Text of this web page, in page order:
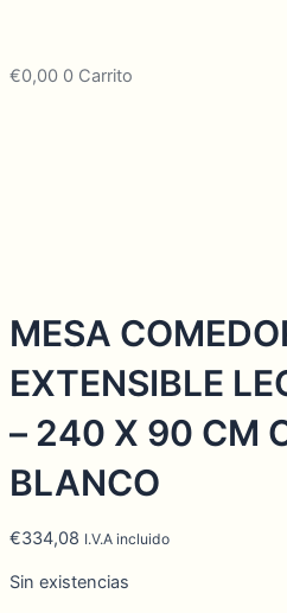
€0,00 0 Carrito
MESA
EXTENSIBLE
– 240 X 90 CM
BLANCO
€334,08 I.V.A incluido
Sin existencias